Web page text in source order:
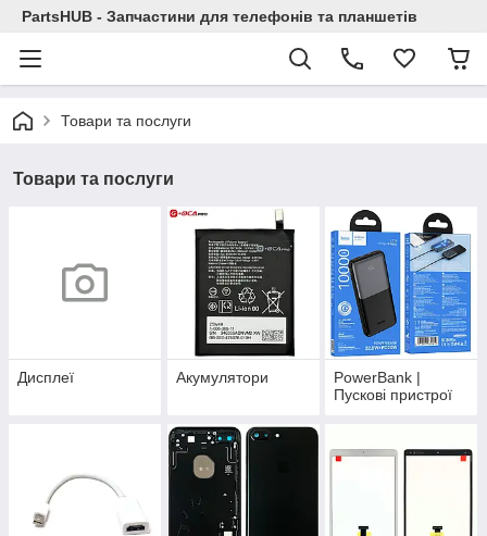
PartsHUB - Запчастини для телефонів та планшетів
Товари та послуги
Товари та послуги
Дисплеї Акумулятори
PowerBank |
Пускові пристрої